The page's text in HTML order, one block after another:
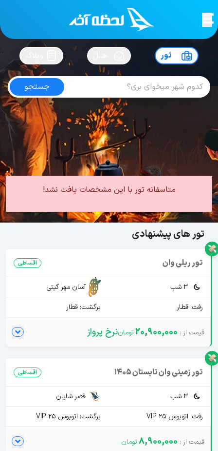
لحظه آخرسفرت رو بساز !
تور
جستجو
تور هتل هیلتون وان
4.6 از5| از100 کاربر
تور ترکیه تور وان
تور وان هتل 5 ستاره
متاسفانه تور با این مشخصات یافت نشد!
تور های پیشنهادی
تور ریلی وان اقساطی
3 شب
آسان مهر گیتی
رفت: قطار
برگشت: قطار
20,900,000 نرخ پرواز
تور زمینی وان تابستان 1405 اقساطی
3 شب
قصر شایان
رفت: اتوبوس VIP 25
برگشت: اتوبوس VIP 25
8,900,000